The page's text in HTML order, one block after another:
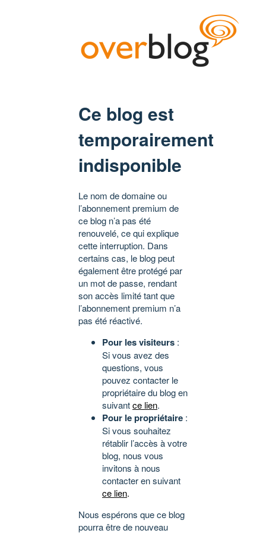
Ce blog est
temporairement
indisponible
Le nom de domaine ou
l’abonnement premium de
ce blog n’a pas été
renouvelé, ce qui explique
cette interruption. Dans
certains cas, le blog peut
également être protégé par
un mot de passe, rendant
son accès limité tant que
l’abonnement premium n’a
pas été réactivé.
Pour les visiteurs :
Si vous avez des
questions, vous
pouvez contacter le
propriétaire du blog en
suivantce lien.
Pour le propriétaire :
Si vous souhaitez
rétablir l’accès à votre
blog, nous vous
invitons à nous
contacter en suivant
ce lien.
Nous espérons que ce blog
pourra être de nouveau